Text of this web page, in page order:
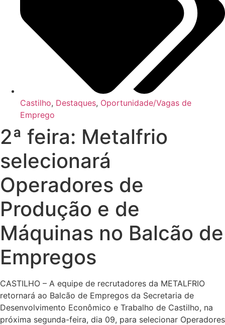
Castilho, Destaques, Oportunidade/Vagas de
Emprego
2ª feira: Metalfrio
selecionará
Operadores de
Produção e de
Máquinas no Balcão de
Empregos
CASTILHO – A equipe de recrutadores da METALFRIO
retornará ao Balcão de Empregos da Secretaria de
Desenvolvimento Econômico e Trabalho de Castilho, na
próxima segunda-feira, dia 09, para selecionar Operadores